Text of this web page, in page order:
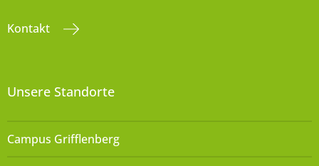
Kontakt
Unsere Standorte
Campus Grifflenberg